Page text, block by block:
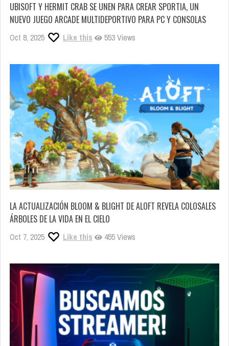
UBISOFT Y HERMIT CRAB SE UNEN PARA CREAR SPORTIA, UN
NUEVO JUEGO ARCADE MULTIDEPORTIVO PARA PC Y CONSOLAS
Oct 8, 2025 Like this 553 Views
LA ACTUALIZACIÓN BLOOM & BLIGHT DE ALOFT REVELA COLOSALES
ÁRBOLES DE LA VIDA EN EL CIELO
Oct 7, 2025 Like this 455 Views